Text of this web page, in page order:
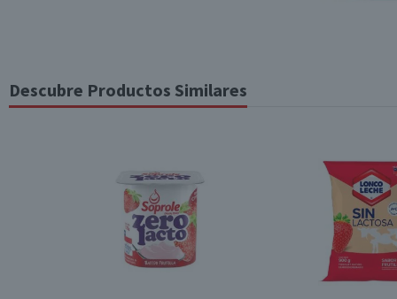
Descubre Productos Similares